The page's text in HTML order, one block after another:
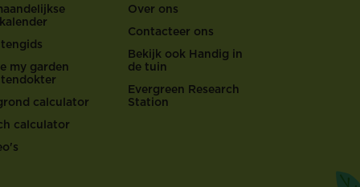
my garden
calculator
calculator
Over ons
Contacteer ons
Bekijk ook Handig in
de tuin
Evergreen Research
Station